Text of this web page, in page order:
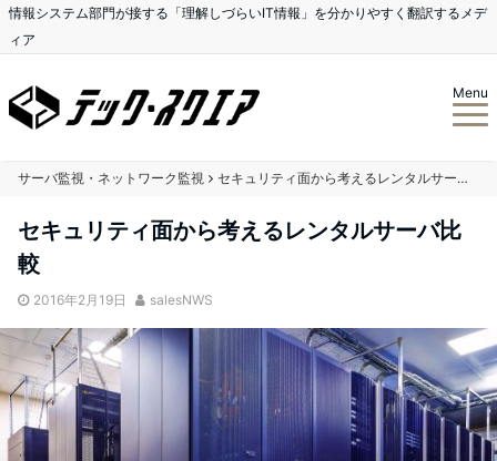
情報システム部門が接する「理解しづらいIT情報」を分かりやすく翻訳するメデ
ィア
Menu
サーバ監視・ネットワーク監視 セキュリティ面から考えるレンタルサーバ比較
セキュリティ面から考えるレンタルサーバ比
較
2016年2月19日 salesNWS